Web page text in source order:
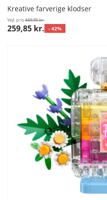
Kreative farverige klodser
Vejl. pris449,95 kr.
259,85 kr. - 42%